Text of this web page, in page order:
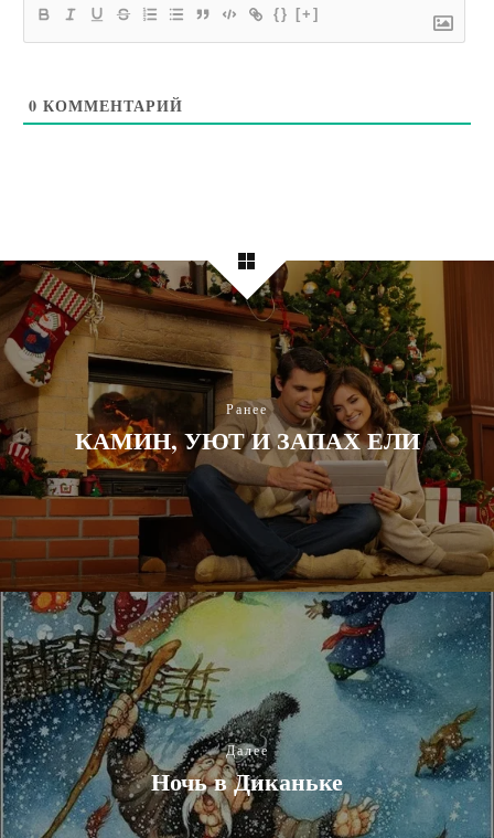
{} [+]
0 КОММЕНТАРИЙ
Ранее
КАМИН, УЮТ И ЗАПАХ ЕЛИ
Далее
Ночь в Диканьке